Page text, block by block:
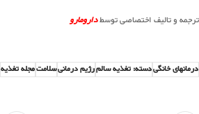
ترجمه و تالیف اختصاصی توسطدارومارو
درمانهای خانگیدسته: تغذیه سالمرژیم درمانیسلامتمجله تغذیه